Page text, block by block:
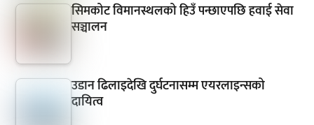
सिमकोट विमानस्थलको हिउँ पन्छाएपछि हवाई सेवा
सञ्चालन
उडान ढिलाइदेखि दुर्घटनासम्म एयरलाइन्सको
दायित्व